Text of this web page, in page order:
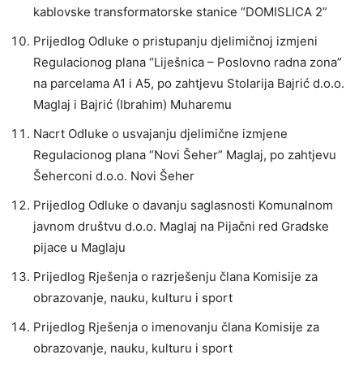
kablovske transformatorske stanice “DOMISLICA 2”
Prijedlog Odluke o pristupanju djelimičnoj izmjeni
Regulacionog plana “Liješnica – Poslovno radna zona”
na parcelama A1 i A5, po zahtjevu Stolarija Bajrić d.o.o.
Maglaj i Bajrić (Ibrahim) Muharemu
Nacrt Odluke o usvajanju djelimične izmjene
Regulacionog plana “Novi Šeher” Maglaj, po zahtjevu
Šeherconi d.o.o. Novi Šeher
Prijedlog Odluke o davanju saglasnosti Komunalnom
javnom društvu d.o.o. Maglaj na Pijačni red Gradske
pijace u Maglaju
Prijedlog Rješenja o razrješenju člana Komisije za
obrazovanje, nauku, kulturu i sport
Prijedlog Rješenja o imenovanju člana Komisije za
obrazovanje, nauku, kulturu i sport